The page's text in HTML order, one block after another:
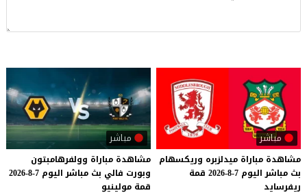
مباشر
مشاهدة مباراة ميدلزبره وريكسهام
بث مباشر اليوم 7-8-2026
قمة
ريفرسايد
مباشر
مشاهدة مباراة وولفرهامبتون
وبورت فالي بث مباشر اليوم 7-8-2026
قمة مولينيو